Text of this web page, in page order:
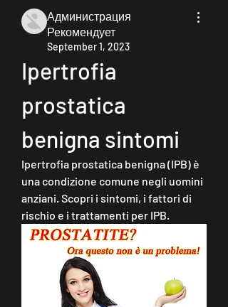
Администрация
Рекомендует
September 1, 2023
Ipertrofia
prostatica
benigna sintomi
Ipertrofia prostatica benigna (IPB) è
una condizione comune negli uomini
anziani. Scopri i sintomi, i fattori di
rischio e i trattamenti per IPB.